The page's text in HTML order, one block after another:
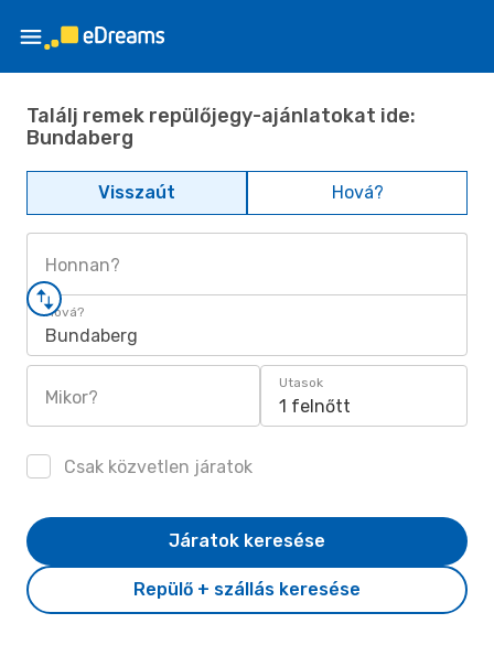
Találj remek repülőjegy-ajánlatokat ide:
Bundaberg
Visszaút Hová?
Honnan?
Hová?
Bundaberg
Mikor?
Utasok
1 felnőtt
Csak közvetlen járatok
Repülő + szállás keresése
Járatok keresése